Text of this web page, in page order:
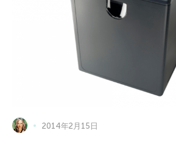
2014年2月15日